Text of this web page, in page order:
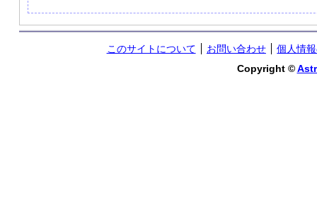
このサイトについて お問い合わせ
個人情
Copyright ©